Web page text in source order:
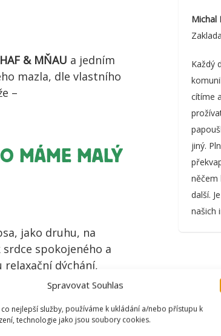
Spravovat Souhlas
nejlepší služby, používáme k ukládání a/nebo přístupu k
technologie jako jsou soubory cookies.
& MŇAU a jedním
mazla, dle vlastního
–
MÁME MALÝ
jako druhu, na
spokojeného a
dýchání,
Michal
Každý
cítíme
jiný.
něčem
další.
našich